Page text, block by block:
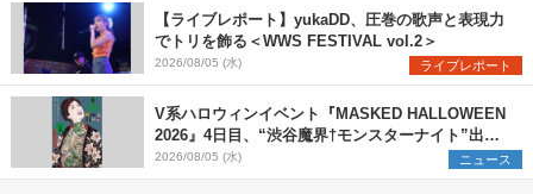
間
【ライブレポート】yukaDD、圧巻の歌声と表現力
でトリを飾る＜WWS FESTIVAL vol.2＞
2026/08/05 (水) ライブレポート
V系ハロウィンイベント『MASKED HALLOWEEN
2026』4日目、“渋谷魔界†モンスターナイト”出演6
組を発表
2026/08/05 (水) ニュース